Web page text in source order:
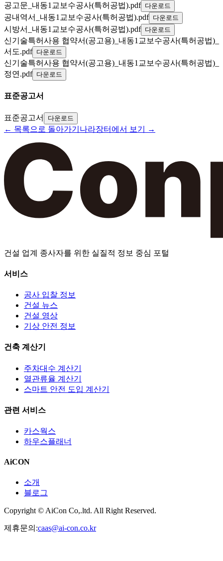
공고문_내동1교보수공사(특허공법).pdf 다운로드
공내역서_내동1교보수공사(특허공법).pdf 다운로드
시방서_내동1교보수공사(특허공법).pdf 다운로드
신기술특허사용 협약서(공고용)_내동1교보수공사(특허공법)_
서도.pdf 다운로드
신기술특허사용 협약서(공고용)_내동1교보수공사(특허공법)_
정연.pdf 다운로드
표준공고서
표준공고서 다운로드
← 목록으로 돌아가기 나라장터에서 보기 →
건설 업계 종사자를 위한 실질적 정보 중심 포털
서비스
공사 입찰 정보
건설 뉴스
건설 영상
기상 안전 정보
건축 계산기
주차대수 계산기
열관류율 계산기
스마트 안전 도입 계산기
관련 서비스
카스웍스
하우스플래너
AiCON
소개
블로그
Copyright © AiCon Co,.ltd. All Right Reserved.
제휴문의:caas@ai-con.co.kr